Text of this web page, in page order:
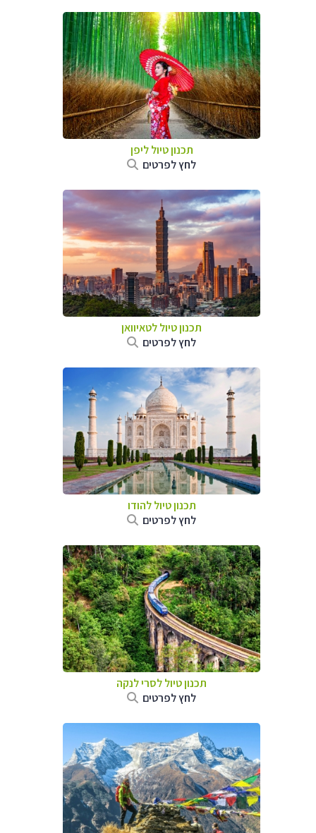
תכנון טיולליפן
לחץ לפרטים
תכנון טיוללטאיוואן
לחץ לפרטים
תכנון טיוללהודו
לחץ לפרטים
תכנון טיוללסרי לנקה
לחץ לפרטים